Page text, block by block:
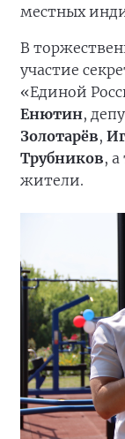
местных
В
участие
«Единой
Енютин,
Золотарёв,
Трубников,
жители.